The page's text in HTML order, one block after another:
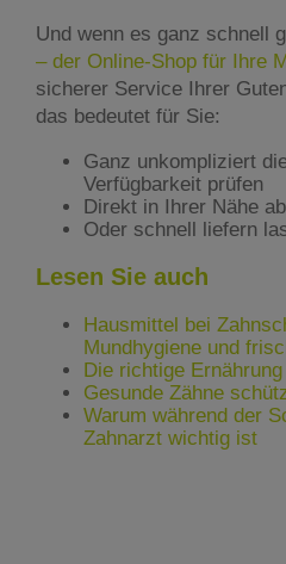
Und wenn es ganz schnell
– der Online-Shop für Ihre
sicherer Service Ihrer
das bedeutet für Sie:
Ganz unkompliziert
Verfügbarkeit prüfen
Direkt in Ihrer Nähe
Oder schnell liefern
Lesen Sie auch
Hausmittel bei
Mundhygiene und
Die richtige
Gesunde Zähne
Warum während der
Zahnarzt wichtig ist